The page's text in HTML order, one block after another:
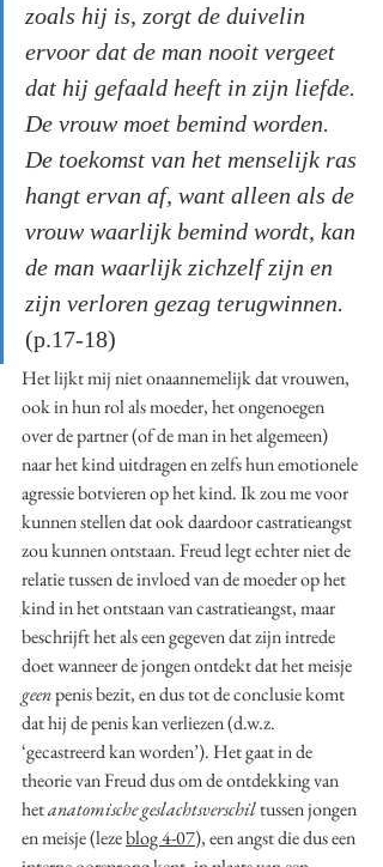
zoals hij is, zorgt de duivelin
ervoor dat de man nooit vergeet
dat hij gefaald heeft in zijn liefde.
De vrouw moet bemind worden.
De toekomst van het menselijk ras
hangt ervan af, want alleen als de
vrouw waarlijk bemind wordt, kan
de man waarlijk zichzelf zijn en
zijn verloren gezag terugwinnen.
(p.17-18)
Het lijkt mij niet onaannemelijk dat vrouwen,
ook in hun rol als moeder, het ongenoegen
over de partner (of de man in het algemeen)
naar het kind uitdragen en zelfs hun emotionele
agressie botvieren op het kind. Ik zou me voor
kunnen stellen dat ook daardoor castratieangst
zou kunnen ontstaan. Freud legt echter niet de
relatie tussen de invloed van de moeder op het
kind in het ontstaan van castratieangst, maar
beschrijft het als een gegeven dat zijn intrede
doet wanneer de jongen ontdekt dat het meisje
geen penis bezit, en dus tot de conclusie komt
dat hij de penis kan verliezen (d.w.z.
‘gecastreerd kan worden’). Het gaat in de
theorie van Freud dus om de ontdekking van
het anatomische geslachtsverschil tussen jongen
en meisje (leze blog 4-07), een angst die dus een